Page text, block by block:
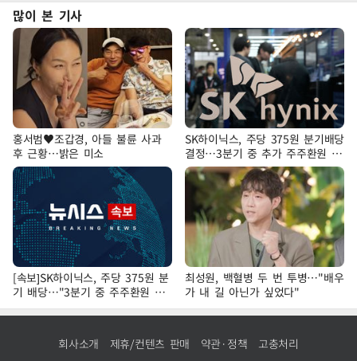
많이 본 기사
홍서범♥조갑경, 아들 불륜 사과
후 근황…밝은 미소
SK하이닉스, 주당 375원 분기배당
결정…3분기 중 추가 주주환원 발
표
[속보]SK하이닉스, 주당 375원 분
기 배당…"3분기 중 주주환원 방
안 확정"
최성원, 백혈병 두 번 투병…"배우
가 내 길 아닌가 싶었다"
회사소개 제휴/컨텐츠 판매 약관·정책 고충처리